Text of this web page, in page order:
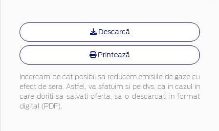
Descarcă
Printează
Incercam pe cat posibil sa reducem emisiile de gaze cu
efect de sera. Astfel, va sfatuim si pe dvs. ca in cazul in
care doriti sa salvati oferta, sa o descarcati in format
digital (PDF).